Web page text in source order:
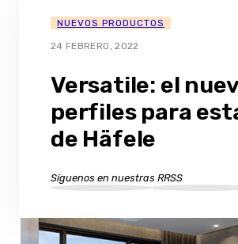
NUEVOS PRODUCTOS
24 FEBRERO, 2022
Versatile: el
perfiles para
de Häfele
Síguenos en nuestras RRSS